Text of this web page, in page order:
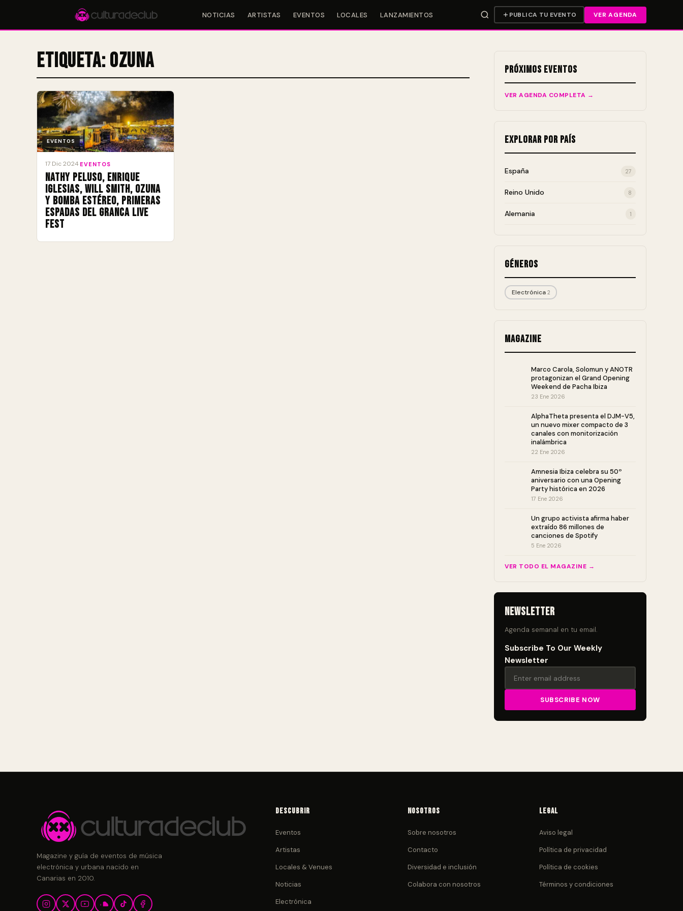
NOTICIAS ARTISTAS EVENTOS LOCALES LANZAMIENTOS PUBLICA TU EVENTO VER AGENDA
Accesos rápidos:
Etiqueta: Ozuna
EVENTOS
17 Dic 2024 EVENTOS
Nathy Peluso, Enrique
Iglesias, Will Smith, Ozuna
y Bomba Estéreo, primeras
espadas del Granca Live
Fest
Próximos Eventos
VER AGENDA COMPLETA →
Explorar por País
España 27
Reino Unido 8
Alemania 1
Géneros
Electrónica 2
Magazine
Marco Carola, Solomun y ANOTR
protagonizan el Grand Opening
Weekend de Pacha Ibiza
23 Ene 2026
AlphaTheta presenta el DJM-V5,
un nuevo mixer compacto de 3
canales con monitorización
inalámbrica
22 Ene 2026
Amnesia Ibiza celebra su 50º
aniversario con una Opening
Party histórica en 2026
17 Ene 2026
Un grupo activista afirma haber
extraído 86 millones de
canciones de Spotify
5 Ene 2026
VER TODO EL MAGAZINE →
Newsletter
Agenda semanal en tu email.
Subscribe To Our Weekly
Newsletter
Magazine y guía de eventos de música
electrónica y urbana nacido en
Canarias en 2010.
Descubrir
Eventos
Artistas
Locales & Venues
Noticias
Electrónica
Nosotros
Sobre nosotros
Contacto
Diversidad e inclusión
Colabora con nosotros
Legal
Aviso legal
Política de privacidad
Política de cookies
Términos y condiciones